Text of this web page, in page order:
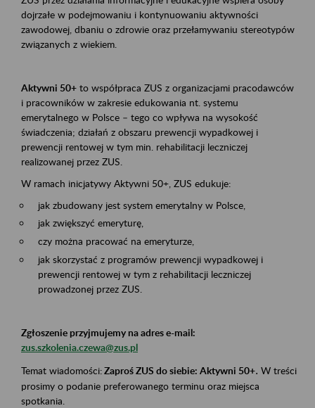
dojrzałe w podejmowaniu i kontynuowaniu aktywności
zawodowej, dbaniu o zdrowie oraz przełamywaniu stereotypów
związanych z wiekiem.
Aktywni 50+ to współpraca ZUS z organizacjami pracodawców
i pracowników w zakresie edukowania nt. systemu
emerytalnego w Polsce – tego co wpływa na wysokość
świadczenia; działań z obszaru prewencji wypadkowej i
prewencji rentowej w tym min. rehabilitacji leczniczej
realizowanej przez ZUS.
W ramach inicjatywy Aktywni 50+, ZUS edukuje:
jak zbudowany jest system emerytalny w Polsce,
jak zwiększyć emeryturę,
czy można pracować na emeryturze,
jak skorzystać z programów prewencji wypadkowej i
prewencji rentowej w tym z rehabilitacji leczniczej
prowadzonej przez ZUS.
Zgłoszenie przyjmujemy na adres e-mail:
zus.szkolenia.czewa@zus.pl
Temat wiadomości:Zaproś ZUS do siebie: Aktywni 50+. W treści
prosimy o podanie preferowanego terminu oraz miejsca
spotkania.